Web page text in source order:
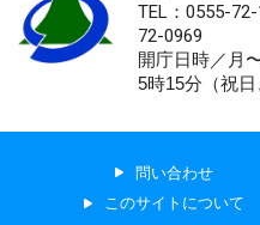
TEL：0555-72-
72-0969
開庁日時／月
5時15分（祝日
問い合わせ
このサイトについて